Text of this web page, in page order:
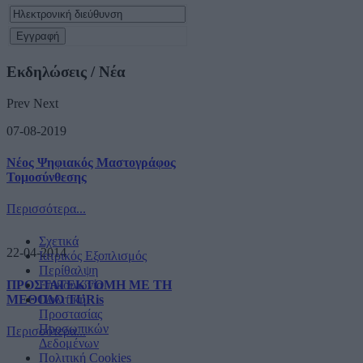
Εκδηλώσεις / Νέα
Prev Next
07-08-2019
Νέος Ψηφιακός Μαστογράφος
Τομοσύνθεσης
Περισσότερα...
22-04-2014
ΠΡΟΣΤΑΤΕΚΤΟΜΗ ΜΕ ΤΗ
ΜΕΘΟΔΟ TURis
Περισσότερα...
Σχετικά
Ιατρικός Εξοπλισμός
Περίθαλψη
Επικοινωνία
Πολιτική
Προστασίας
Προσωπικών
Δεδομένων
Πολιτική Cookies